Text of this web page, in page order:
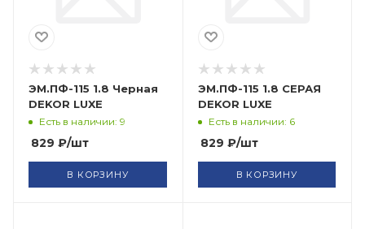
ЭМ.ПФ-115 1.8 Черная
DEKOR LUXE
Есть в наличии: 9
829 ₽/шт
В КОРЗИНУ
ЭМ.ПФ-115 1.8 СЕРАЯ
DEKOR LUXE
Есть в наличии: 6
829 ₽/шт
В КОРЗИНУ